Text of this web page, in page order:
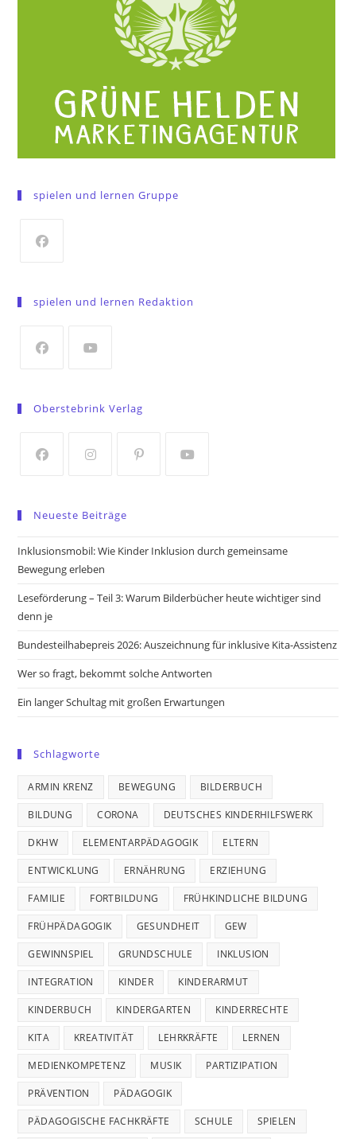
spielen und lernen Gruppe
a
tab
spielen und lernen Redaktion
a
tab
tab
Oberstebrink Verlag
a
new
tab
new
tab
a
new
new
Neueste Beiträge
Inklusionsmobil: Wie Kinder Inklusion durch gemeinsame
Bewegung erleben
Leseförderung – Teil 3: Warum Bilderbücher heute wichtiger sind
denn je
Bundesteilhabepreis 2026: Auszeichnung für inklusive Kita-Assistenz
Wer so fragt, bekommt solche Antworten
Ein langer Schultag mit großen Erwartungen
Schlagworte
ARMIN KRENZ BEWEGUNG BILDERBUCH
BILDUNG CORONA DEUTSCHES KINDERHILFSWERK
DKHW ELEMENTARPÄDAGOGIK ELTERN
ENTWICKLUNG ERNÄHRUNG ERZIEHUNG
FAMILIE FORTBILDUNG FRÜHKINDLICHE BILDUNG
FRÜHPÄDAGOGIK GESUNDHEIT GEW
GEWINNSPIEL GRUNDSCHULE INKLUSION
INTEGRATION KINDER KINDERARMUT
KINDERBUCH KINDERGARTEN KINDERRECHTE
KITA KREATIVITÄT LEHRKRÄFTE LERNEN
MEDIENKOMPETENZ MUSIK PARTIZIPATION
PRÄVENTION PÄDAGOGIK
PÄDAGOGISCHE FACHKRÄFTE SCHULE SPIELEN